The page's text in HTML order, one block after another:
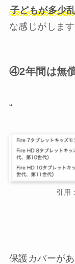
子どもが多少
な感じがします
④2年間は無
“
引用：
保護カバーが